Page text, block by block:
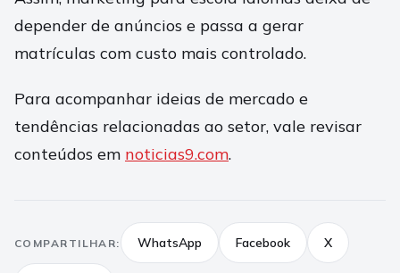
depender de anúncios e passa a gerar
matrículas com custo mais controlado.
Para acompanhar ideias de mercado e
tendências relacionadas ao setor, vale revisar
conteúdos em noticias9.com.
COMPARTILHAR: WhatsApp Facebook X